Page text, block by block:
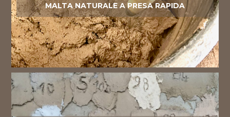
MALTA NATURALE A PRESA RAPIDA